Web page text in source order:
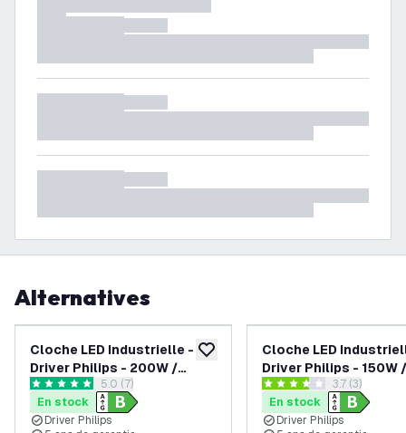
Alternatives
ajouter à la liste de souhaits
Cloche LED Industrielle -
Driver Philips - 200W /
180W / 160W - 185 lm/W -
6500K - IP65 - Dimmable -
90° - 5 ans de garantie
ouvrir le tiroir des avis
5 étoiles de notation
5.0 (7)
En stock
Driver Philips
Cloche LED
Driver Philips - 150W
/ 110W - 185 lm/W -
IP65 - Dimmable -
ans de garantie
ouvrir le
3.7 étoiles de notation
3.7 (3)
En stock
Driver Philips